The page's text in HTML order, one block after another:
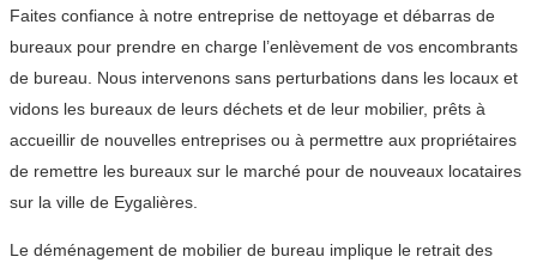
Faites confiance à notre entreprise de nettoyage et débarras de
bureaux pour prendre en charge l’enlèvement de vos encombrants
de bureau. Nous intervenons sans perturbations dans les locaux et
vidons les bureaux de leurs déchets et de leur mobilier, prêts à
accueillir de nouvelles entreprises ou à permettre aux propriétaires
de remettre les bureaux sur le marché pour de nouveaux locataires
sur la ville de Eygalières.
Le déménagement de mobilier de bureau implique le retrait des